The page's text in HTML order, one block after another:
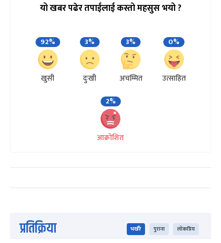
यो खबर पढेर तपाईलाई कस्तो महसुस भयो ?
92%
खुसी
3%
दुःखी
3%
अचम्मित
0%
उत्साहित
2%
आक्रोशित
प्रतिक्रिया भर्खरै पुराना लोकप्रिय